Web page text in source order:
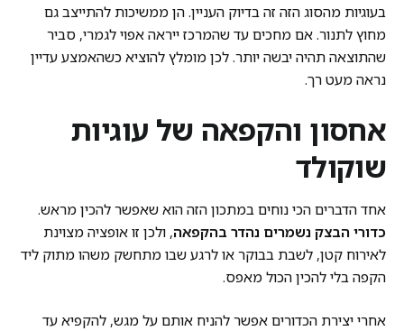
בעוגיות מהסוג הזה זה בדיוק העניין. הן ממשיכות להתייצב גם
מחוץ לתנור. אם מחכים עד שהמרכז ייראה אפוי לגמרי, סביר
שהתוצאה תהיה יבשה יותר. לכן מומלץ להוציא כשהאמצע עדיין
נראה מעט רך.
אחסון והקפאה של עוגיות
שוקולד
אחד הדברים הכי נוחים במתכון הזה הוא שאפשר להכין מראש.
כדורי הבצק נשמרים נהדר בהקפאה, ולכן זו אופציה מצוינת
לאירוח קטן, לשבת בבוקר או לרגע שבו מתחשק משהו מתוק ליד
הקפה בלי להכין הכול מאפס.
אחרי יצירת הכדורים אפשר להניח אותם על מגש, להקפיא עד